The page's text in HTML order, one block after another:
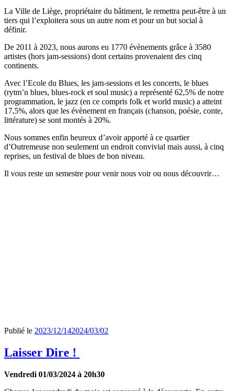
La Ville de Liège, propriétaire du bâtiment, le remettra peut-être à un
tiers qui l’exploitera sous un autre nom et pour un but social à
définir.
De 2011 à 2023, nous aurons eu 1770 évènements grâce à 3580
artistes (hors jam-sessions) dont certains provenaient des cinq
continents.
Avec l’Ecole du Blues, les jam-sessions et les concerts, le blues
(rytm’n blues, blues-rock et soul music) a représenté 62,5% de notre
programmation, le jazz (en ce compris folk et world music) a atteint
17,5%, alors que les évènement en français (chanson, poésie, conte,
littérature) se sont montés à 20%.
Nous sommes enfin heureux d’avoir apporté à ce quartier
d’Outremeuse non seulement un endroit convivial mais aussi, à cinq
reprises, un festival de blues de bon niveau.
Il vous reste un semestre pour venir nous voir ou nous découvrir…
Publié le 2023/12/142024/03/02
Laisser Dire !
Vendredi 01/03/2024 à 20h30